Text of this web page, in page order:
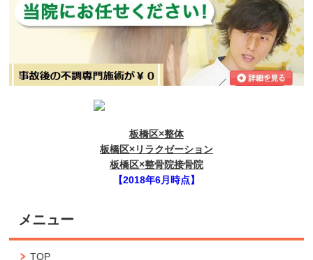
板橋区×整体
板橋区×リラクゼーション
板橋区×整骨院接骨院
【2018年6月時点】
メニュー
TOP